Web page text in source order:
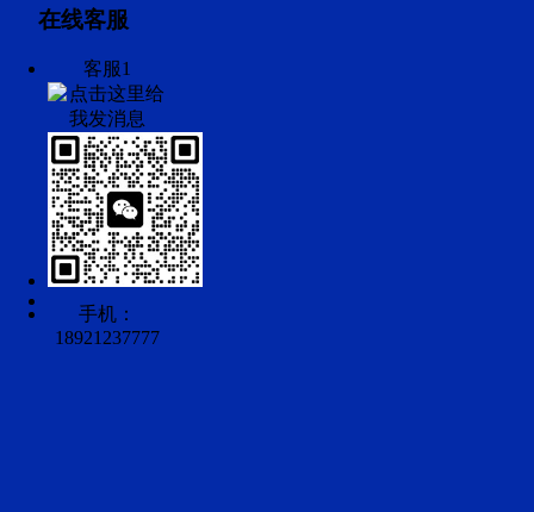
在线客服
客服1
手机：
18921237777